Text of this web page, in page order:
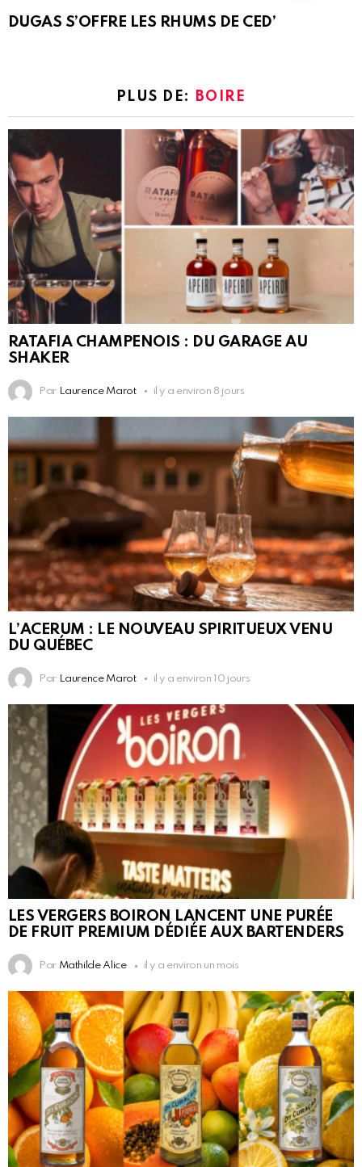
DUGAS S’OFFRE LES RHUMS DE CED’
PLUS DE: BOIRE
RATAFIA CHAMPENOIS : DU GARAGE AU
SHAKER
Par Laurence Marot il y a environ 8 jours
L’ACERUM : LE NOUVEAU SPIRITUEUX VENU
DU QUÉBEC
Par Laurence Marot il y a environ 10 jours
LES VERGERS BOIRON LANCENT UNE PURÉE
DE FRUIT PREMIUM DÉDIÉE AUX BARTENDERS
Par Mathilde Alice il y a environ un mois